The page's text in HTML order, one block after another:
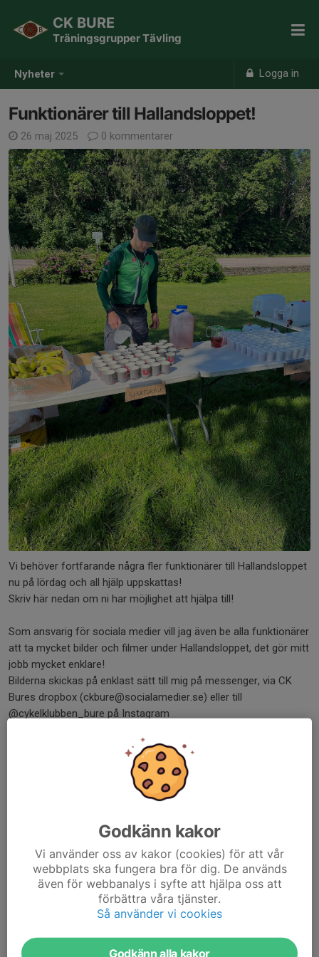
Nyheter Logga in
CK BURE
Träningsgrupper Tävling
Funktionärer till Hallandsloppet!
26 maj 2025 0 kommentarer
Vi behöver fortfarande några fler funktionärer till Hallandsloppet
nu på lördag och all hjälp uppskattas!
Skriv här nedan om ni har möjlighet att hjälpa till!
Som ansvarig för sociala medier vill jag även be alla funktionärer
att ta mycket bilder och filmer under Hallandsloppet, det gör mitt
jobb mycket enklare!
Bilderna skickas på enklast sätt till mig på messenger, via CK
Bures dropbox (ckbure@socialamedier.se) eller till
@cykelklubben_bure på Instagram
Kommentarer
Tidigare nyheter
Godkänn kakor
Vi använder oss av kakor (cookies) för att vår
webbplats ska fungera bra för dig. De används
även för webbanalys i syfte att hjälpa oss att
förbättra våra tjänster.
Så använder vi cookies
Godkänn alla kakor